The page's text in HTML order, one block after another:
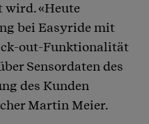
wird. «Heute
bei Easyride mit
out-Funktionalität
Sensordaten des
des Kunden
Martin Meier.